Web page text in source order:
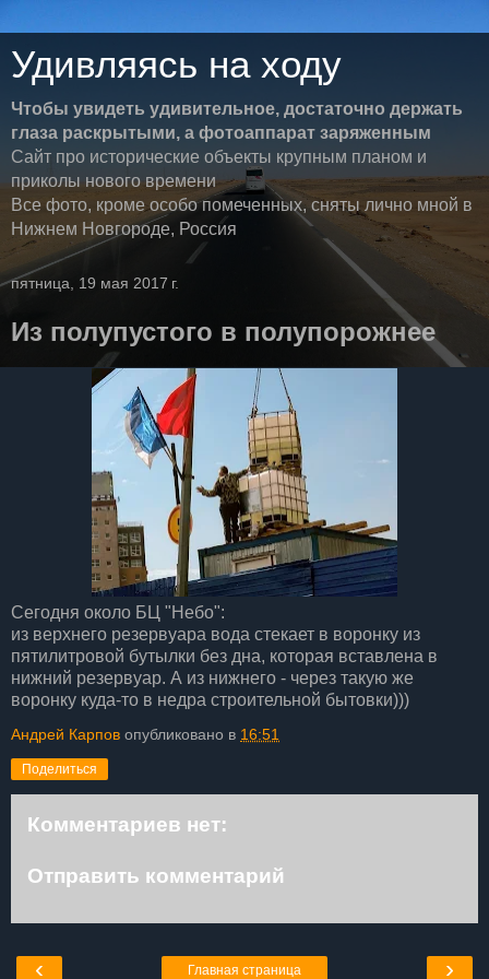
Удивляясь на ходу
Чтобы увидеть удивительное, достаточно держать
глаза раскрытыми, а фотоаппарат заряженным
Сайт про исторические объекты крупным планом и
приколы нового времени
Все фото, кроме особо помеченных, сняты лично мной в
Нижнем Новгороде, Россия
пятница, 19 мая 2017 г.
Из полупустого в полупорожнее
Сегодня около БЦ "Небо":
из верхнего резервуара вода стекает в воронку из
пятилитровой бутылки без дна, которая вставлена в
нижний резервуар. А из нижнего - через такую же
воронку куда-то в недра строительной бытовки)))
Андрей Карпов опубликовано в 16:51
Поделиться
Комментариев нет:
Отправить комментарий
‹ ›
Главная страница